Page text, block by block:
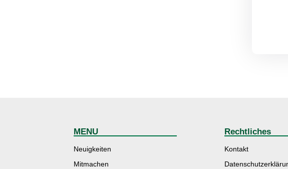
MENU
Neuigkeiten
Mitmachen
Rechtliches
Kontakt